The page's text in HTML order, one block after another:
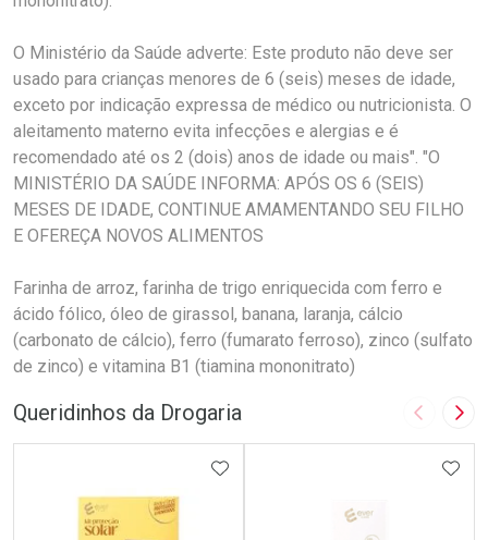
O Ministério da Saúde adverte: Este produto não deve ser
usado para crianças menores de 6 (seis) meses de idade,
exceto por indicação expressa de médico ou nutricionista. O
aleitamento materno evita infecções e alergias e é
recomendado até os 2 (dois) anos de idade ou mais". "O
MINISTÉRIO DA SAÚDE INFORMA: APÓS OS 6 (SEIS)
MESES DE IDADE, CONTINUE AMAMENTANDO SEU FILHO
E OFEREÇA NOVOS ALIMENTOS
Farinha de arroz, farinha de trigo enriquecida com ferro e
ácido fólico, óleo de girassol, banana, laranja, cálcio
(carbonato de cálcio), ferro (fumarato ferroso), zinco (sulfato
de zinco) e vitamina B1 (tiamina mononitrato)
Queridinhos da Drogaria Imagem
ADICIONAR AOS FAVORITOS